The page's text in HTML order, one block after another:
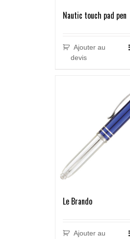
Nautic touch pad pen
Ajouter au
devis
Le Brando
Ajouter au